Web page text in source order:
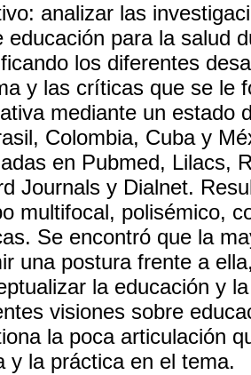
analizar las
educación para la salud
los diferentes
y las críticas que se le
mediante un estado
Colombia, Cuba y
en Pubmed, Lilacs,
Journals y Dialnet.
multifocal, polisémico,
Se encontró que la
una postura frente a
la educación y
visiones sobre
la poca articulación
y la práctica en el tema.